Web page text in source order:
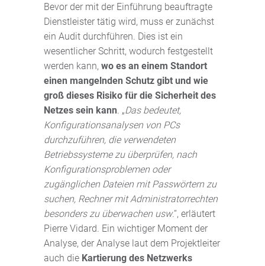
Bevor der mit der Einführung beauftragte
Dienstleister tätig wird, muss er zunächst
ein Audit durchführen. Dies ist ein
wesentlicher Schritt, wodurch festgestellt
werden kann, wo es an einem Standort
einen mangelnden Schutz gibt und wie
groß dieses Risiko für die Sicherheit des
Netzes sein kann. „Das bedeutet,
Konfigurationsanalysen von PCs
durchzuführen, die verwendeten
Betriebssysteme zu überprüfen, nach
Konfigurationsproblemen oder
zugänglichen Dateien mit Passwörtern zu
suchen, Rechner mit Administratorrechten
besonders zu überwachen usw.“, erläutert
Pierre Vidard. Ein wichtiger Moment der
Analyse, der Analyse laut dem Projektleiter
auch die Kartierung des Netzwerks